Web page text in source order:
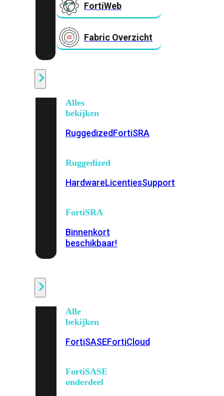
FortiWeb
Fabric Overzicht
Alles
bekijken
RuggedizedFortiSRA
Ruggedized
HardwareLicentiesSupport
FortiSRA
Binnenkort
beschikbaar!
Alle
bekijken
FortiSASEFortiCloud
FortiSASE
onderdeel